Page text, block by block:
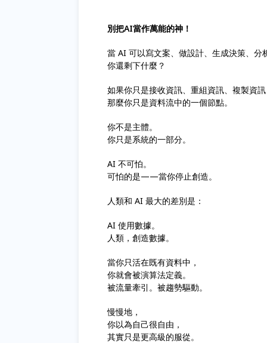
別把AI當作萬能的神！
當 AI 可以寫文案、做設計、生成決策、
你還剩下什麼？
如果你只是接收資訊、重組資訊、複製資訊
那麼你只是資料流中的一個節點。
你不是主體。
你只是系統的一部分。
AI 不可怕。
可怕的是——當你停止創造。
人類和 AI 最大的差別是：
AI 使用數據。
人類，創造數據。
當你只活在既有資料中，
你就會被演算法定義。
被流量牽引。被趨勢驅動。
慢慢地，
你以為自己很自由，
其實只是更高級的服從。